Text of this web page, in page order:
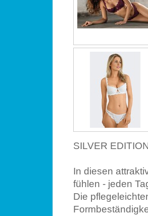
SILVER
In diesen
fühlen - jeden
Die